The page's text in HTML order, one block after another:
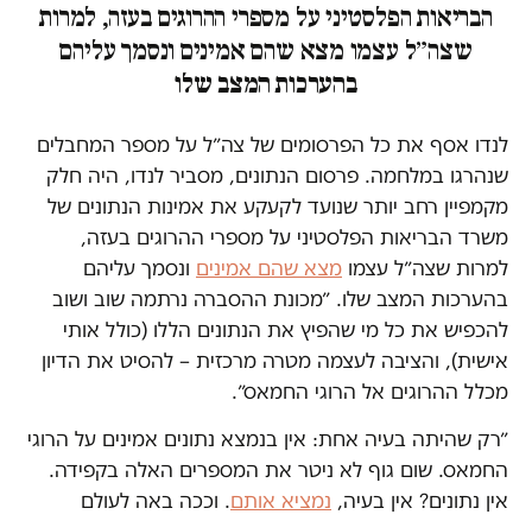
הבריאות הפלסטיני על מספרי ההרוגים בעזה, למרות
שצה״ל עצמו מצא שהם אמינים ונסמך עליהם
בהערכות המצב שלו
לנדו אסף את כל הפרסומים של צה״ל על מספר המחבלים
שנהרגו במלחמה. פרסום הנתונים, מסביר לנדו, היה חלק
מקמפיין רחב יותר שנועד לקעקע את אמינות הנתונים של
משרד הבריאות הפלסטיני על מספרי ההרוגים בעזה,
למרות שצה״ל עצמו מצא שהם אמינים ונסמך עליהם
בהערכות המצב שלו. ״מכונת ההסברה נרתמה שוב ושוב
להכפיש את כל מי שהפיץ את הנתונים הללו (כולל אותי
אישית), והציבה לעצמה מטרה מרכזית – להסיט את הדיון
מכלל ההרוגים אל הרוגי החמאס״.
״רק שהיתה בעיה אחת: אין בנמצא נתונים אמינים על הרוגי
החמאס. שום גוף לא ניטר את המספרים האלה בקפידה.
אין נתונים? אין בעיה, נמציא אותם. וככה באה לעולם